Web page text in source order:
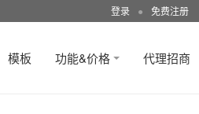
登录 ● 免费注册
模板 功能&价格 代理招商